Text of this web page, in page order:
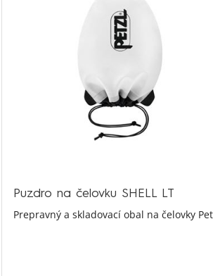
Puzdro na čelovku SHELL LT
Prepravný a skladovací obal na čelovky